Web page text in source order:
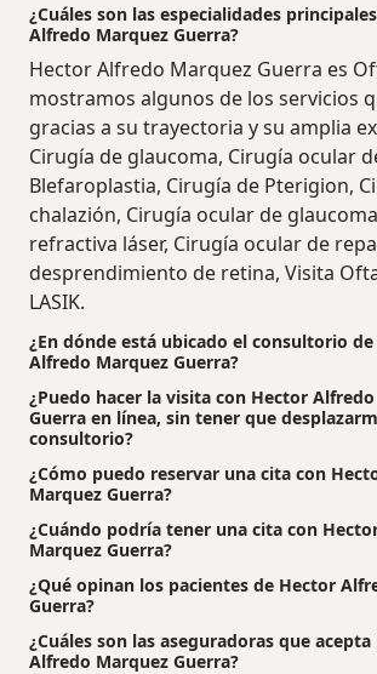
¿Cuáles son las especialidades
Alfredo Marquez Guerra?
Hector Alfredo Marquez Guerra es
mostramos algunos de los servicios
gracias a su trayectoria y su amplia
Cirugía de glaucoma, Cirugía ocular
Blefaroplastia, Cirugía de Pterigion,
chalazión, Cirugía ocular de
refractiva láser, Cirugía ocular de
desprendimiento de retina, Visita
LASIK.
¿En dónde está ubicado el consultorio
Alfredo Marquez Guerra?
¿Puedo hacer la visita con Hector
Guerra en línea, sin tener que
consultorio?
¿Cómo puedo reservar una cita con
Marquez Guerra?
¿Cuándo podría tener una cita con
Marquez Guerra?
¿Qué opinan los pacientes de Hector
Guerra?
¿Cuáles son las aseguradoras que
Alfredo Marquez Guerra?